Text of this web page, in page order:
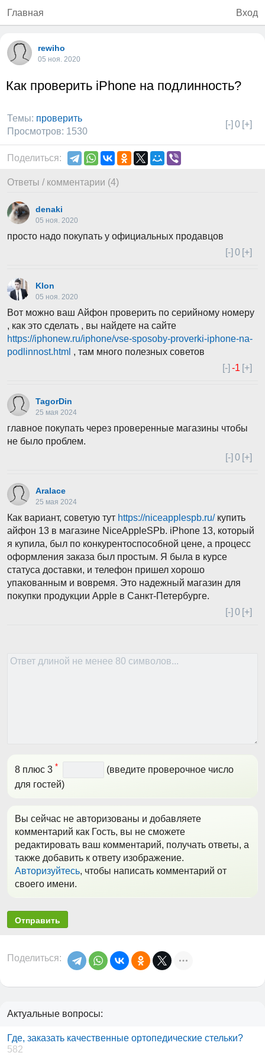
Главная Вход
rewiho
05 ноя. 2020
Как проверить iPhone на подлинность?
[-] 0 [+]
Темы: проверить
Просмотров: 1530
Поделиться:
Ответы / комментарии (4)
denaki
05 ноя. 2020
просто надо покупать у официальных продавцов
[-] 0 [+]
Klon
05 ноя. 2020
Вот можно ваш Айфон проверить по серийному номеру
, как это сделать , вы найдете на сайте
https://iphonew.ru/iphone/vse-sposoby-proverki-iphone-na-
podlinnost.html , там много полезных советов
[-] -1 [+]
TagorDin
25 мая 2024
главное покупать через проверенные магазины чтобы
не было проблем.
[-] 0 [+]
Aralace
25 мая 2024
Как вариант, советую тут https://niceapplespb.ru/купить
айфон 13 в магазине NiceAppleSPb. iPhone 13, который
я купила, был по конкурентоспособной цене, а процесс
оформления заказа был простым. Я была в курсе
статуса доставки, и телефон пришел хорошо
упакованным и вовремя. Это надежный магазин для
покупки продукции Apple в Санкт-Петербурге.
[-] 0 [+]
8 плюс 3 *
(введите проверочное число
для гостей)
Вы сейчас не авторизованы и добавляете
комментарий как Гость, вы не сможете
редактировать ваш комментарий, получать ответы, а
также добавить к ответу изображение.
Авторизуйтесь, чтобы написать комментарий от
своего имени.
Отправить
Поделиться:
Актуальные вопросы:
Где, заказать качественные ортопедические стельки?
582